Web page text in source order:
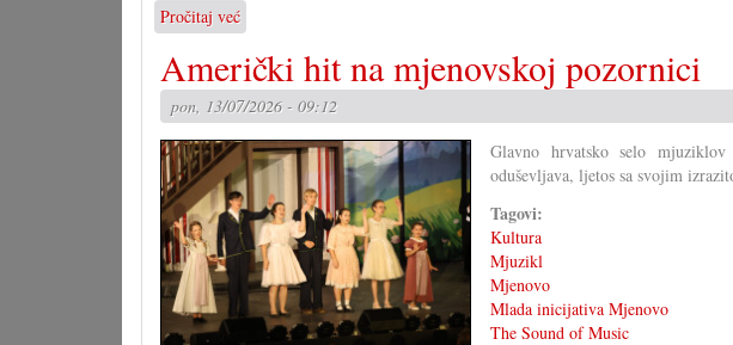
Pročitaj već
Dva
uspješni
koncerti
TOP-
a
Američki hit na mjenovskoj pozornici
pon, 13/07/2026 - 09:12
Glavno hrvatsko selo
oduševljava, ljetos sa svojim
Tagovi:
Kultura
Mjuzikl
Mjenovo
Mlada inicijativa Mjenovo
The Sound of Music